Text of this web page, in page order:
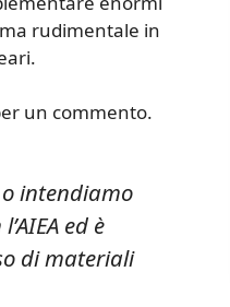
rudimentale in
un commento.
intendiamo
ed è
di materiali